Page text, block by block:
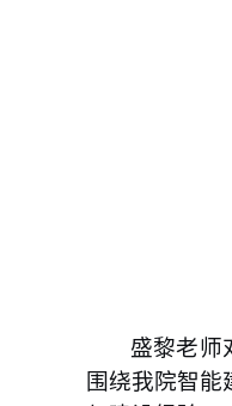
盛黎老师
围绕我院智